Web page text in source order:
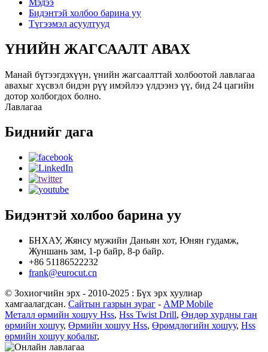
Бидэнтэй холбоо барина уу
Түгээмэл асуултууд
ҮНИЙН ЖАГСААЛТ АВАХ
Манай бүтээгдэхүүн, үнийн жагсаалттай холбоотой лавлагаа
авахыг хүсвэл бидэн рүү имэйлээ үлдээнэ үү, бид 24 цагийн
дотор холбогдох болно.
Лавлагаа
Биднийг дага
Бидэнтэй холбоо барина уу
БНХАУ, Жянсу мужийн Даньян хот, Юнян гудамж,
Жуншань зам, 1-р байр, 8-р байр.
+86 51186522232
frank@eurocut.cn
© Зохиогчийн эрх - 2010-2025 : Бүх эрх хуулиар
хамгаалагдсан. Сайтын газрын зураг - AMP Mobile
Металл өрмийн хошуу Hss, Hss Twist Drill, Өндөр хурдны ган
өрмийн хошуу, Өрмийн хошуу Hss, Өрөмдлөгийн хошуу, Hss
өрмийн хошуу кобальт,